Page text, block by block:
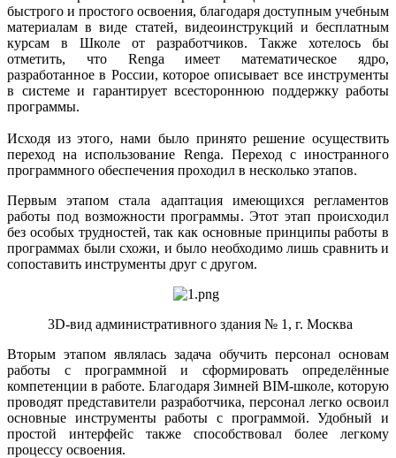
быстрого и простого освоения, благодаря доступным учебным
материалам в виде статей, видеоинструкций и бесплатным
курсам в Школе от разработчиков. Также хотелось бы
отметить, что Renga имеет математическое ядро,
разработанное в России, которое описывает все инструменты
в системе и гарантирует всестороннюю поддержку работы
программы.
Исходя из этого, нами было принято решение осуществить
переход на использование Renga. Переход с иностранного
программного обеспечения проходил в несколько этапов.
Первым этапом стала адаптация имеющихся регламентов
работы под возможности программы. Этот этап происходил
без особых трудностей, так как основные принципы работы в
программах были схожи, и было необходимо лишь сравнить и
сопоставить инструменты друг с другом.
3D-вид административного здания № 1, г. Москва
Вторым этапом являлась задача обучить персонал основам
работы с программной и сформировать определённые
компетенции в работе. Благодаря Зимней BIM-школе, которую
проводят представители разработчика, персонал легко освоил
основные инструменты работы с программой. Удобный и
простой интерфейс также способствовал более легкому
процессу освоения.